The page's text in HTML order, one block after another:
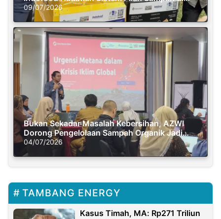
Semasa Piknik
09/07/2026
Bukan Sekadar Masalah Kebersihan, AZWI
Dorong Pengelolaan Sampah Organik Jadi
Solusi Krisis Iklim
04/07/2026
TAMBANG ENERGY
Kasus Timah, MA: Rp271 Triliun